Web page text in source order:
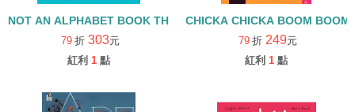
NOT AN ALPHABET BOOK THE CASE OF THE MISSING CAKE/幽
79 折 303元
紅利 1 點
CHICKA CHICKA BOOM BOOM
79 折 249元
紅利 1 點